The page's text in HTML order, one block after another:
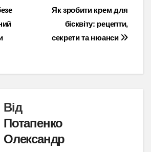
Як зробити крем для
бісквіту: рецепти,
секрети та нюанси
Від
Потапенко
Олександр